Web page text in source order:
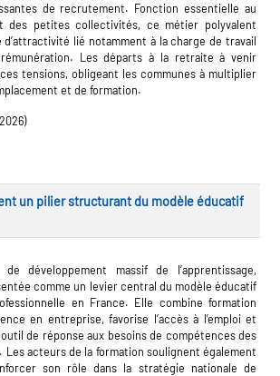
de recrutement. Fonction essentielle au
des petites collectivités, ce métier polyvalent
d’attractivité lié notamment à la charge de travail
Les départs à la retraite à venir
tensions, obligeant les communes à multiplier
et de formation.
un pilier structurant du modèle éducatif
développement massif de l’apprentissage,
comme un levier central du modèle éducatif
en France. Elle combine formation
en entreprise, favorise l’accès à l’emploi et
outil de réponse aux besoins de compétences des
acteurs de la formation soulignent également
son rôle dans la stratégie nationale de